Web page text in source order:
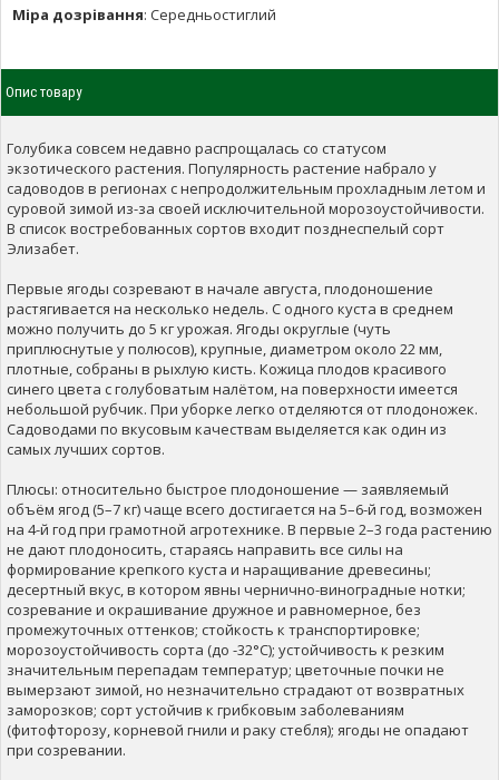
Міра дозрівання: Середньостиглий
Опис товару
Голубика совсем недавно распрощалась со статусом
экзотического растения. Популярность растение набрало у
садоводов в регионах с непродолжительным прохладным летом и
суровой зимой из-за своей исключительной морозоустойчивости.
В список востребованных сортов входит позднеспелый сорт
Элизабет.
Первые ягоды созревают в начале августа, плодоношение
растягивается на несколько недель. С одного куста в среднем
можно получить до 5 кг урожая. Ягоды округлые (чуть
приплюснутые у полюсов), крупные, диаметром около 22 мм,
плотные, собраны в рыхлую кисть. Кожица плодов красивого
синего цвета с голубоватым налётом, на поверхности имеется
небольшой рубчик. При уборке легко отделяются от плодоножек.
Садоводами по вкусовым качествам выделяется как один из
самых лучших сортов.
Плюсы: относительно быстрое плодоношение — заявляемый
объём ягод (5–7 кг) чаще всего достигается на 5–6-й год, возможен
на 4-й год при грамотной агротехнике. В первые 2–3 года растению
не дают плодоносить, стараясь направить все силы на
формирование крепкого куста и наращивание древесины;
десертный вкус, в котором явны чернично-виноградные нотки;
созревание и окрашивание дружное и равномерное, без
промежуточных оттенков; стойкость к транспортировке;
морозоустойчивость сорта (до -32°С); устойчивость к резким
значительным перепадам температур; цветочные почки не
вымерзают зимой, но незначительно страдают от возвратных
заморозков; сорт устойчив к грибковым заболеваниям
(фитофторозу, корневой гнили и раку стебля); ягоды не опадают
при созревании.